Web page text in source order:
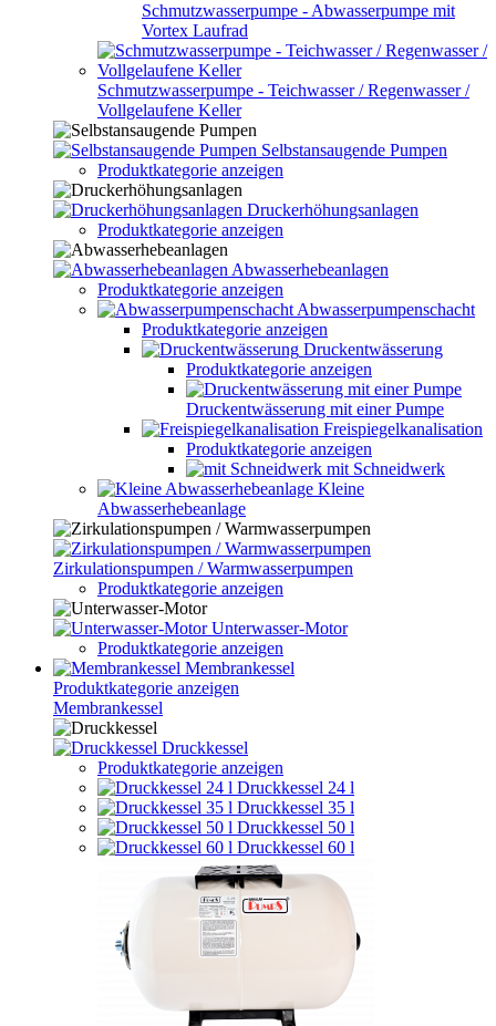
Schmutzwasserpumpe - Abwasserpumpe mit
Vortex Laufrad
Schmutzwasserpumpe - Teichwasser / Regenwasser /
Vollgelaufene Keller
Selbstansaugende Pumpen
Produktkategorie anzeigen
Druckerhöhungsanlagen
Produktkategorie anzeigen
Abwasserhebeanlagen
Produktkategorie anzeigen
Abwasserpumpenschacht
Produktkategorie anzeigen
Druckentwässerung
Produktkategorie anzeigen
Druckentwässerung mit einer Pumpe
Freispiegelkanalisation
Produktkategorie anzeigen
mit Schneidwerk
Kleine
Abwasserhebeanlage
Zirkulationspumpen / Warmwasserpumpen
Produktkategorie anzeigen
Unterwasser-Motor
Produktkategorie anzeigen
Membrankessel
Produktkategorie anzeigen
Membrankessel
Druckkessel
Produktkategorie anzeigen
Druckkessel 24 l
Druckkessel 35 l
Druckkessel 50 l
Druckkessel 60 l